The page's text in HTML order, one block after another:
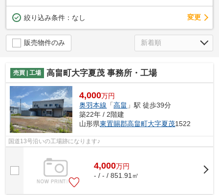
絞り込み条件： なし 変更
販売物件のみ
売買 | 工場 高畠町大字夏茂 事務所・工場
4,000万円
奥羽本線 「高畠 」駅 徒歩39分
築22年 / 2階建
山形県東置賜郡高畠町大字夏茂1522
国道13号沿いの工場跡になります♪
4,000万円
- / - / 851.91㎡